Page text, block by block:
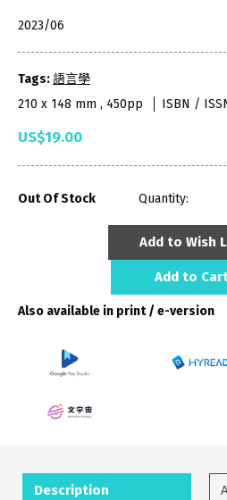
2023/06
Tags: 語言學
210 x 148 mm , 450pp
ISBN /
US$19.00
Out Of Stock Quantity:
Add to Wish
Add to
Also available in print / e-version
Description